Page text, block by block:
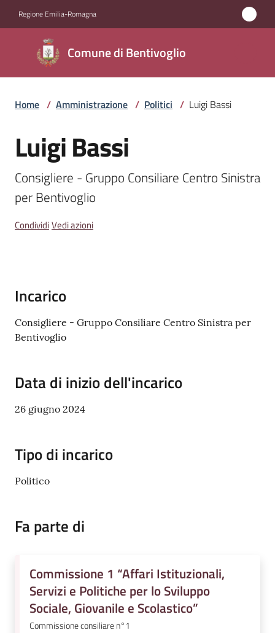
Regione Emilia-Romagna
Comune di Bentivoglio
Comune di
Bentivoglio
Amministrazione
Novità
Servizi
Bentivoglio
Amministrazione
Trasparente
b
P
t
r
o
Home / Amministrazione / Politici / Luigi Bassi
Salta al contenuto
Luigi Bassi
Consigliere - Gruppo Consiliare Centro Sinistra
per Bentivoglio
CondividiVedi azioni
Incarico
Consigliere - Gruppo Consiliare Centro Sinistra per
Bentivoglio
Data di inizio dell'incarico
26 giugno 2024
Tipo di incarico
Politico
Fa parte di
Commissione 1 “Affari Istituzionali,
Servizi e Politiche per lo Sviluppo
Sociale, Giovanile e Scolastico”
Commissione consiliare n°1